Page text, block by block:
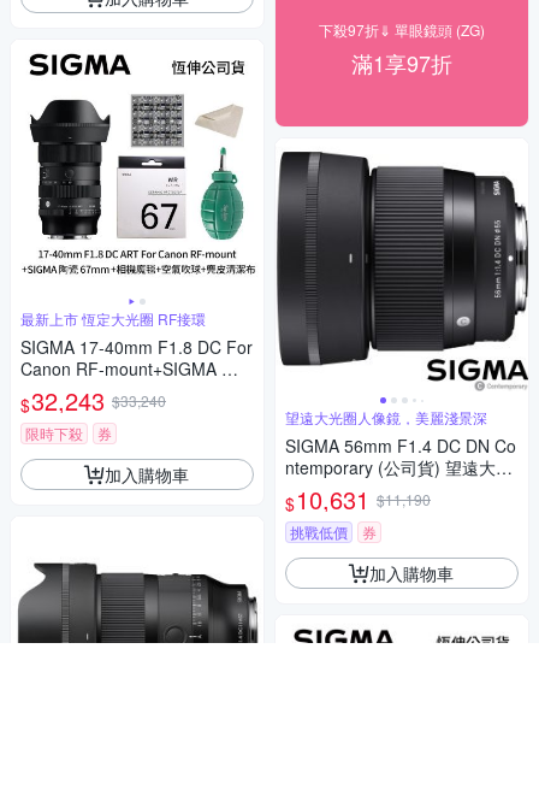
最新上市 恆定大光圈 RF接環
SIGMA 17-40mm F1.8 DC For
Canon RF-mount+SIGMA 陶
瓷 67mm保護鏡+相機魔毯+BW
-130吹球+麂皮清潔布(公司貨)
$32,243 $33,240
限時下殺
券
加入購物車
下殺97折⇓ 單眼鏡頭 (ZG)
滿1享97折
望遠大光圈人像鏡，美麗淺景深
SIGMA 56mm F1.4 DC DN Co
ntemporary (公司貨) 望遠大光
圈定焦鏡頭 人像鏡 APS-C 無反
微單眼專用鏡頭
$10,631 $11,190
挑戰低價
券
加入購物車